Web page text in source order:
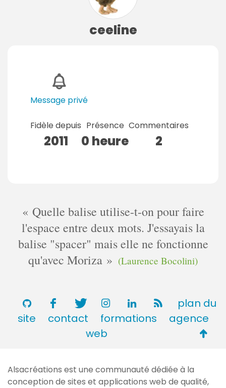
ceeline
Message privé
Fidèle depuis
2011
Présence
0 heure
Commentaires
2
Quelle balise utilise-t-on pour faire
l'espace entre deux mots. J'essayais la
balise "spacer" mais elle ne fonctionne
qu'avec Moriza
(Laurence Bocolini)
plan du
site
contact formations
agence
web
de
Alsacréations est une communauté dédiée à la
conception de sites et applications web de qualité,